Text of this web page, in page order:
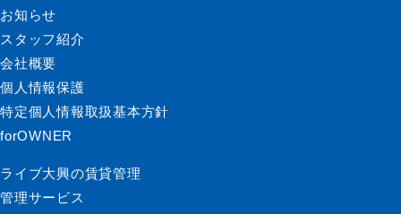
お知らせ
スタッフ紹介
会社概要
個人情報保護
特定個人情報取扱基本方針
forOWNER
ライブ大興の賃貸管理
管理サービス